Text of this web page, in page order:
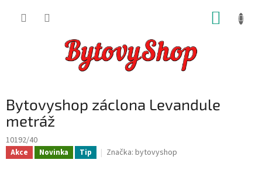
Bytovyshop záclona Levandule
metráž
10192/40
Akce Novinka Tip Značka: bytovyshop